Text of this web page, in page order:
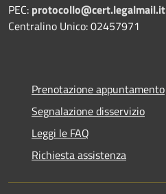
PEC: protocollo@cert.legalmail.it
Centralino Unico: 02457971
Prenotazione appuntamento
Segnalazione disservizio
Leggi le FAQ
Richiesta assistenza